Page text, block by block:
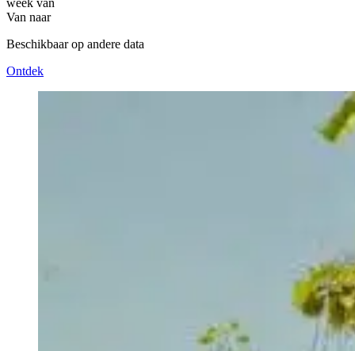
Van naar
Beschikbaar op andere data
Ontdek